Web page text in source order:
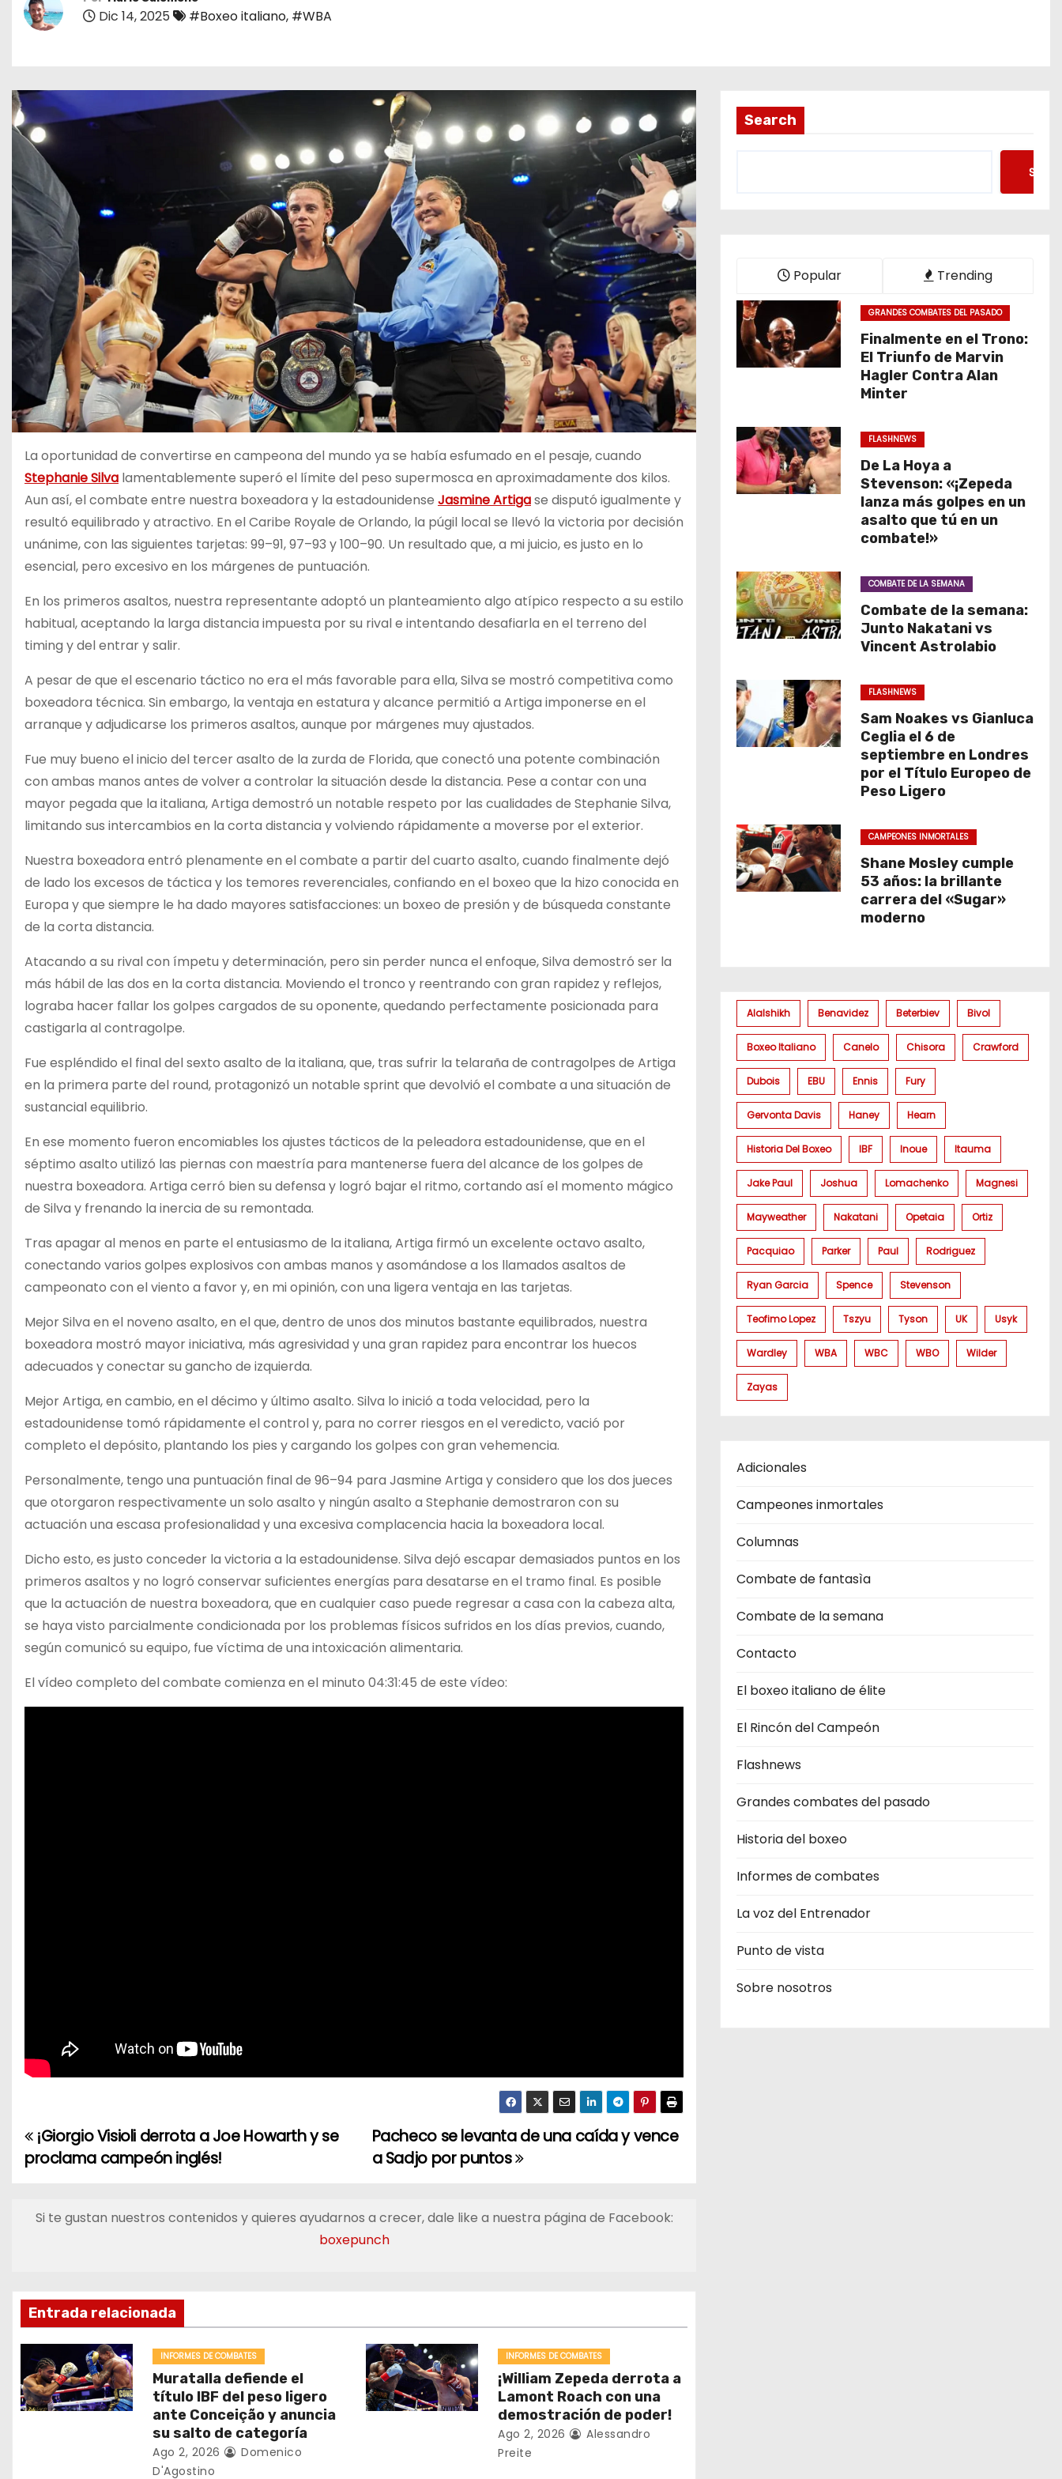
Dic 14, 2025 #Boxeo italiano, #WBA
La oportunidad de convertirse en campeona del mundo ya se había esfumado en el pesaje, cuando
Stephanie Silva lamentablemente superó el límite del peso supermosca en aproximadamente dos kilos.
Aun así, el combate entre nuestra boxeadora y la estadounidense Jasmine Artigase disputó igualmente y
resultó equilibrado y atractivo. En el Caribe Royale de Orlando, la púgil local se llevó la victoria por decisión
unánime, con las siguientes tarjetas: 99–91, 97–93 y 100–90. Un resultado que, a mi juicio, es justo en lo
esencial, pero excesivo en los márgenes de puntuación.
En los primeros asaltos, nuestra representante adoptó un planteamiento algo atípico respecto a su estilo
habitual, aceptando la larga distancia impuesta por su rival e intentando desafiarla en el terreno del
timing y del entrar y salir.
A pesar de que el escenario táctico no era el más favorable para ella, Silva se mostró competitiva como
boxeadora técnica. Sin embargo, la ventaja en estatura y alcance permitió a Artiga imponerse en el
arranque y adjudicarse los primeros asaltos, aunque por márgenes muy ajustados.
Fue muy bueno el inicio del tercer asalto de la zurda de Florida, que conectó una potente combinación
con ambas manos antes de volver a controlar la situación desde la distancia. Pese a contar con una
mayor pegada que la italiana, Artiga demostró un notable respeto por las cualidades de Stephanie Silva,
limitando sus intercambios en la corta distancia y volviendo rápidamente a moverse por el exterior.
Nuestra boxeadora entró plenamente en el combate a partir del cuarto asalto, cuando finalmente dejó
de lado los excesos de táctica y los temores reverenciales, confiando en el boxeo que la hizo conocida en
Europa y que siempre le ha dado mayores satisfacciones: un boxeo de presión y de búsqueda constante
de la corta distancia.
Atacando a su rival con ímpetu y determinación, pero sin perder nunca el enfoque, Silva demostró ser la
más hábil de las dos en la corta distancia. Moviendo el tronco y reentrando con gran rapidez y reflejos,
lograba hacer fallar los golpes cargados de su oponente, quedando perfectamente posicionada para
castigarla al contragolpe.
Fue espléndido el final del sexto asalto de la italiana, que, tras sufrir la telaraña de contragolpes de Artiga
en la primera parte del round, protagonizó un notable sprint que devolvió el combate a una situación de
sustancial equilibrio.
En ese momento fueron encomiables los ajustes tácticos de la peleadora estadounidense, que en el
séptimo asalto utilizó las piernas con maestría para mantenerse fuera del alcance de los golpes de
nuestra boxeadora. Artiga cerró bien su defensa y logró bajar el ritmo, cortando así el momento mágico
de Silva y frenando la inercia de su remontada.
Tras apagar al menos en parte el entusiasmo de la italiana, Artiga firmó un excelente octavo asalto,
conectando varios golpes explosivos con ambas manos y asomándose a los llamados asaltos de
campeonato con el viento a favor y, en mi opinión, con una ligera ventaja en las tarjetas.
Mejor Silva en el noveno asalto, en el que, dentro de unos dos minutos bastante equilibrados, nuestra
boxeadora mostró mayor iniciativa, más agresividad y una gran rapidez para encontrar los huecos
adecuados y conectar su gancho de izquierda.
Mejor Artiga, en cambio, en el décimo y último asalto. Silva lo inició a toda velocidad, pero la
estadounidense tomó rápidamente el control y, para no correr riesgos en el veredicto, vació por
completo el depósito, plantando los pies y cargando los golpes con gran vehemencia.
Personalmente, tengo una puntuación final de 96–94 para Jasmine Artiga y considero que los dos jueces
que otorgaron respectivamente un solo asalto y ningún asalto a Stephanie demostraron con su
actuación una escasa profesionalidad y una excesiva complacencia hacia la boxeadora local.
Dicho esto, es justo conceder la victoria a la estadounidense. Silva dejó escapar demasiados puntos en los
primeros asaltos y no logró conservar suficientes energías para desatarse en el tramo final. Es posible
que la actuación de nuestra boxeadora, que en cualquier caso puede regresar a casa con la cabeza alta,
se haya visto parcialmente condicionada por los problemas físicos sufridos en los días previos, cuando,
según comunicó su equipo, fue víctima de una intoxicación alimentaria.
El vídeo completo del combate comienza en el minuto 04:31:45 de este vídeo:
N
a
v
a
c
i
ó
Pacheco se levanta de una caída y vence
a Sadjo por puntos
¡Giorgio Visioli derrota a Joe Howarth y se
proclama campeón inglés!
Si te gustan nuestros contenidos y quieres ayudarnos a crecer, dale like a nuestra página de Facebook:
boxepunch
Entrada relacionada
INFORMES DE COMBATES
Muratalla defiende el
título IBF del peso ligero
ante Conceição y anuncia
su salto de categoría
Ago 2, 2026
Domenico
D'Agostino
INFORMES DE COMBATES
¡William Zepeda derrota a
Lamont Roach con una
demostración de poder!
Ago 2, 2026
Alessandro
Preite
Search
Popular Trending
GRANDES COMBATES DEL PASADO
Finalmente en el Trono:
El Triunfo de Marvin
Hagler Contra Alan
Minter
FLASHNEWS
De La Hoya a
Stevenson: «¡Zepeda
lanza más golpes en un
asalto que tú en un
combate!»
COMBATE DE LA SEMANA
Combate de la semana:
Junto Nakatani vs
Vincent Astrolabio
FLASHNEWS
Sam Noakes vs Gianluca
Ceglia el 6 de
septiembre en Londres
por el Título Europeo de
Peso Ligero
CAMPEONES INMORTALES
Shane Mosley cumple
53 años: la brillante
carrera del «Sugar»
moderno
Alalshikh Benavidez Beterbiev Bivol
Boxeo Italiano Canelo Chisora Crawford
Dubois EBU Ennis Fury
Gervonta Davis Haney Hearn
Historia Del Boxeo IBF Inoue Itauma
Jake Paul Joshua Lomachenko Magnesi
Mayweather Nakatani Opetaia Ortiz
Pacquiao Parker Paul Rodriguez
Ryan Garcia Spence Stevenson
Teofimo Lopez Tszyu Tyson UK Usyk
Wardley WBA WBC WBO Wilder
Zayas
Adicionales
Campeones inmortales
Columnas
Combate de fantasìa
Combate de la semana
Contacto
El boxeo italiano de élite
El Rincón del Campeón
Flashnews
Grandes combates del pasado
Historia del boxeo
Informes de combates
La voz del Entrenador
Punto de vista
Sobre nosotros